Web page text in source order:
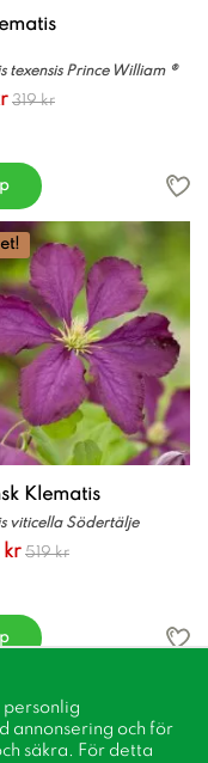
texensis Prince William ®
319 kr
Klematis
viticella Södertälje
kr 519 kr
personlig
annonsering och för
säkra. För detta